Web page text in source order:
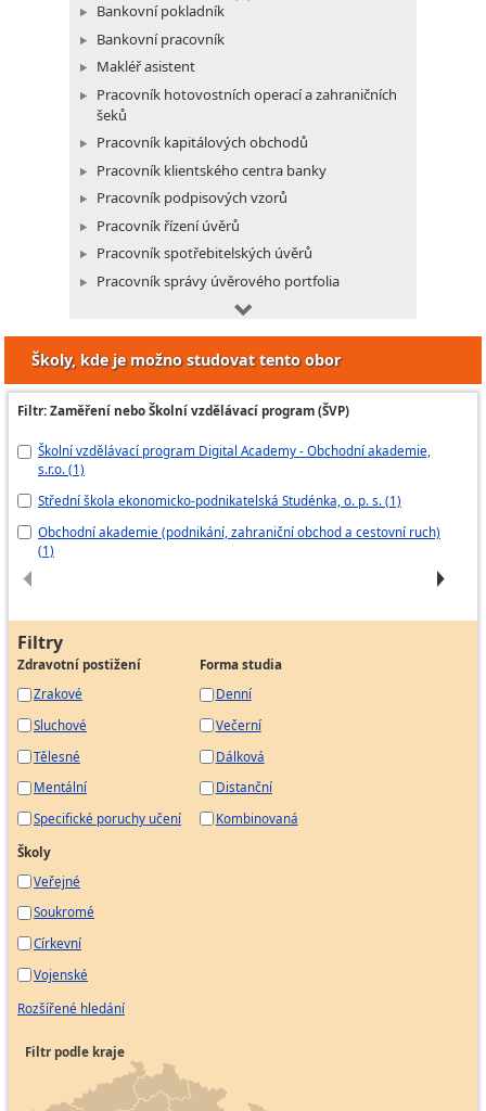
Bankovní pokladník
Bankovní pracovník
Makléř asistent
Pracovník hotovostních operací a zahraničních
šeků
Pracovník kapitálových obchodů
Pracovník klientského centra banky
Pracovník podpisových vzorů
Pracovník řízení úvěrů
Pracovník spotřebitelských úvěrů
Pracovník správy úvěrového portfolia
Pracovník systému platebních karet
Pracovník vnitřních bankovních služeb
Klientský pracovník v pojišťovnictví
Likvidátor škod z cestovního pojištění
Likvidátor škod z pojištění majetku a
Likvidátor škod z pojištění osob
Pojišťovací poradce
Asistentka
Firemní recepční
Odborný účetní
Personalista
Media buyer
Specialista marketingu
Školy, kde je možno studovat tento obor
Filtr: Zaměření nebo Školní vzdělávací program (ŠVP)
Školní vzdělávací program Digital Academy - Obchodní akademie,
s.r.o. (1)
Střední škola ekonomicko-podnikatelská Studénka, o. p. s. (1)
Obchodní akademie (podnikání, zahraniční obchod a cestovní ruch)
(1)
Filtry
Zdravotní postižení
Zrakové
Sluchové
Tělesné
Mentální
Specifické poruchy učení
Forma studia
Denní
Večerní
Dálková
Distanční
Kombinovaná
Školy
Veřejné
Soukromé
Církevní
Vojenské
Rozšířené hledání
Filtr podle kraje